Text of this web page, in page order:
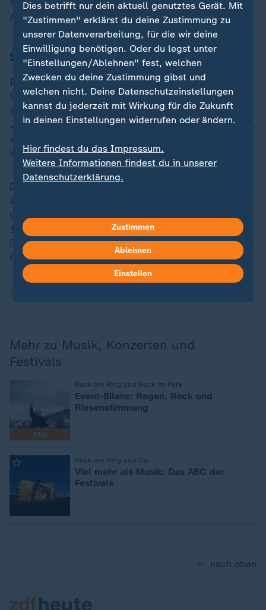
Seitenstraßen sollten Besucher vor möglichen
Amokfahrten oder Terroranschlägen schützen.
Straßenfest geht in Kreuzberg weiter
Im vergangenen Jahr feierten rund 1,1 Millionen
Menschen das viertägige Fest, allein 650.000 von
ihnen verfolgten den Umzug. Dass dieser in diesem
Jahr trotz neuer Route rund 100.000 Gäste mehr hatte,
sei besonders erfreulich, erklärte eine Sprecherin des
Karnevals der Kulturen.
Die Polizei machte keine konkreten Angaben, sprach
aber von Besucherzahlen im "sechsstelligen Bereich".
Der Karneval der Kulturen hat seine Ursprünge im Jahr
1996. Als Folge von
Rassismusund zahlreichen
Übergriffen sollte er ein Zeichen sein für Diversität und
friedliches Miteinander setzen.
Mehr zu Musik, Konzerten und
Festivals
FAQ
Rock am Ring und Rock im Park
Event-Bilanz: Regen, Rock und
Riesenstimmung
Rock am Ring und Co.
Viel mehr als Musik: Das ABC der
Festivals
nach oben
Dies betrifft nur dein aktuell genutztes Gerät. Mit
"Zustimmen" erklärst du deine Zustimmung zu
unserer Datenverarbeitung, für die wir deine
Einwilligung benötigen. Oder du legst unter
"Einstellungen/Ablehnen" fest, welchen
Zwecken du deine Zustimmung gibst und
welchen nicht. Deine Datenschutzeinstellungen
kannst du jederzeit mit Wirkung für die Zukunft
in deinen Einstellungen widerrufen oder ändern.
Hier findest du das Impressum.
Weitere Informationen findest du in unserer
Datenschutzerklärung.
Zustimmen
Ablehnen
Einstellen